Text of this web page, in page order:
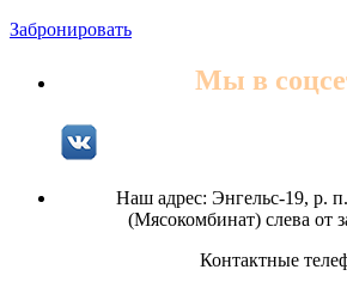
Забронировать
Мы в
Наш адрес: Энгельс-19, р.
(Мясокомбинат) слева от
Контактные